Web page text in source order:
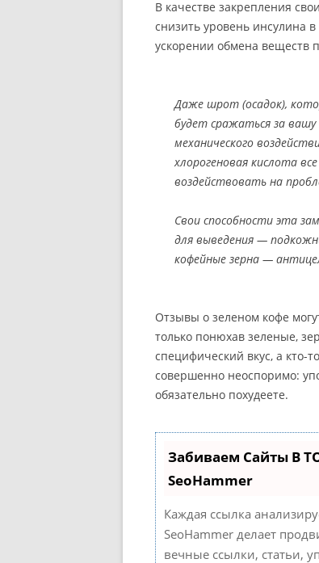
В качестве закрепления
снизить уровень инсулина
ускорении обмена веществ
Даже шрот (осадок),
будет сражаться за
механического
хлорогеновая кислота
воздействовать на
Свои способности эта
для выведения —
кофейные зерна —
Отзывы о зеленом кофе
только понюхав зеленые,
специфический вкус, а кто-
совершенно неоспоримо:
обязательно похудеете.
Забиваем Сайты В
SeoHammer
Каждая ссылка
SeoHammer делает
вечные ссылки, статьи,